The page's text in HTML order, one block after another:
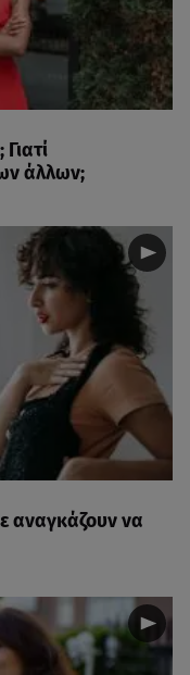
άλλων;
αναγκάζουν να